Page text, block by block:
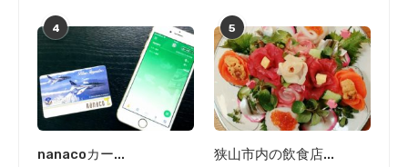
4
nanacoカー...
5
狭山市内の飲食店...